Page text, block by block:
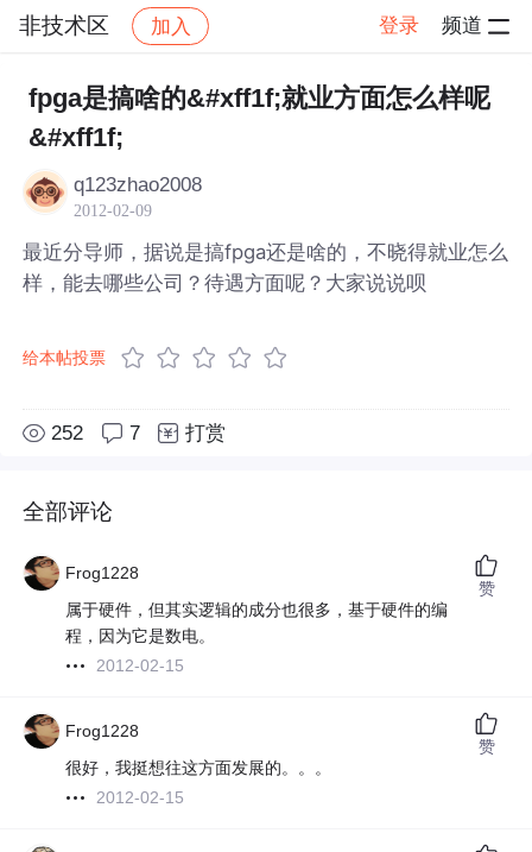
非技术区 加入 登录 频道
社区 非技术区 帖子详情
fpga是搞啥的&#xff1f;就业方面怎么样呢
&#xff1f;
q123zhao2008
2012-02-09
最近分导师，据说是搞fpga还是啥的，不晓得就业怎么
样，能去哪些公司？待遇方面呢？大家说说呗
给本帖投票
252 7 打赏
全部评论
Frog1228
属于硬件，但其实逻辑的成分也很多，基于硬件的编
程，因为它是数电。
2012-02-15
赞
Frog1228
很好，我挺想往这方面发展的。。。
2012-02-15
赞